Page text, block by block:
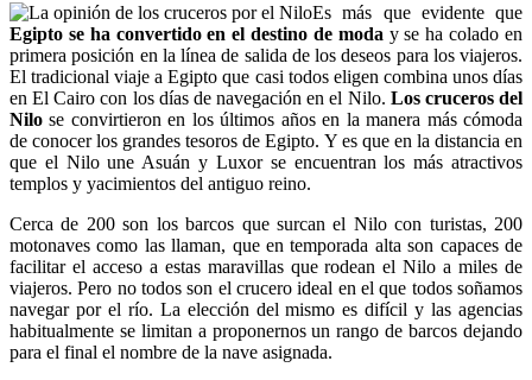
Es más que evidente que
Egipto se ha convertido en el destino de moda y se ha colado en
primera posición en la línea de salida de los deseos para los viajeros.
El tradicional viaje a Egipto que casi todos eligen combina unos días
en El Cairo con los días de navegación en el Nilo. Los cruceros del
Nilo se convirtieron en los últimos años en la manera más cómoda
de conocer los grandes tesoros de Egipto. Y es que en la distancia en
que el Nilo une Asuán y Luxor se encuentran los más atractivos
templos y yacimientos del antiguo reino.
Cerca de 200 son los barcos que surcan el Nilo con turistas, 200
motonaves como las llaman, que en temporada alta son capaces de
facilitar el acceso a estas maravillas que rodean el Nilo a miles de
viajeros. Pero no todos son el crucero ideal en el que todos soñamos
navegar por el río. La elección del mismo es difícil y las agencias
habitualmente se limitan a proponernos un rango de barcos dejando
para el final el nombre de la nave asignada.